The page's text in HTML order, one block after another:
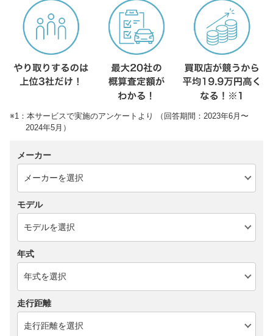
※1：本サービスで実施のアンケートより （回答期間：2023年6月〜
2024年5月）
メーカー
モデル
年式
走行距離